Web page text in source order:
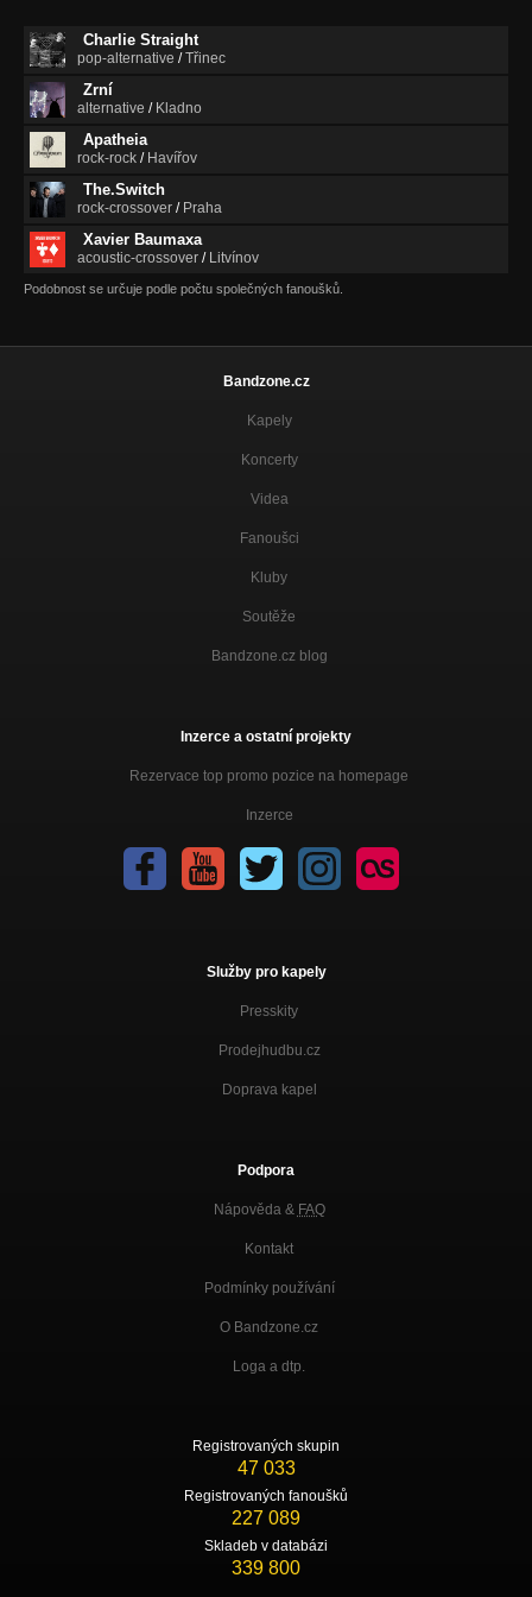
Czas na zmianę
Ponad wszystko
Home
Ponad wszystko
Kołysanka
Ponad wszystko
Jesteś częścią mnie
Ponad wszystko
Charlie Straight
pop-alternative /Třinec
Zrní
alternative / Kladno
Apatheia
rock-rock / Havířov
The.Switch
rock-crossover / Praha
Xavier Baumaxa
acoustic-crossover / Litvínov
Podobnost se určuje podle počtu společných fanoušků.
Bandzone.cz
Kapely
Koncerty
Videa
Fanoušci
Kluby
Soutěže
Bandzone.cz blog
Inzerce a ostatní projekty
Rezervace top promo pozice na homepage
Inzerce
Služby pro kapely
Presskity
Prodejhudbu.cz
Doprava kapel
Podpora
Nápověda & FAQ
Kontakt
Podmínky používání
O Bandzone.cz
Loga a dtp.
Registrovaných skupin
47 033
Registrovaných fanoušků
227 089
Skladeb v databázi
339 800